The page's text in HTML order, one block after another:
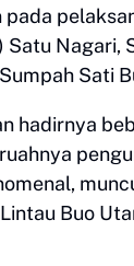
Satu Nagari,
Sati
hadirnya
Buo